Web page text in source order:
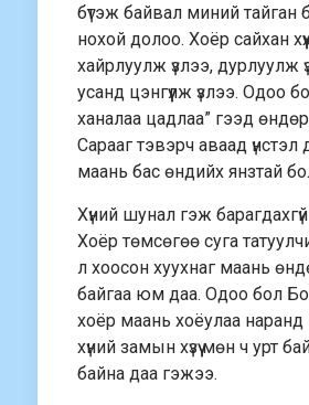
бүтэж байвал миний тайган
нохой долоо. Хоёр сайхан
хайрлуулж үзлээ, дурлуулж
усанд цэнгүүлж үзлээ. Одоо
ханалаа цадлаа” гээд
Сарааг тэвэрч аваад үнстэл
маань бас өндийх янзтай
Хүний шунал гэж
Хоёр төмсөгөө суга
л хоосон хуухнаг маань
байгаа юм даа. Одоо бол
хоёр маань хоёулаа наранд
хүний замын хүзүү мөн ч урт
байна даа гэжээ.